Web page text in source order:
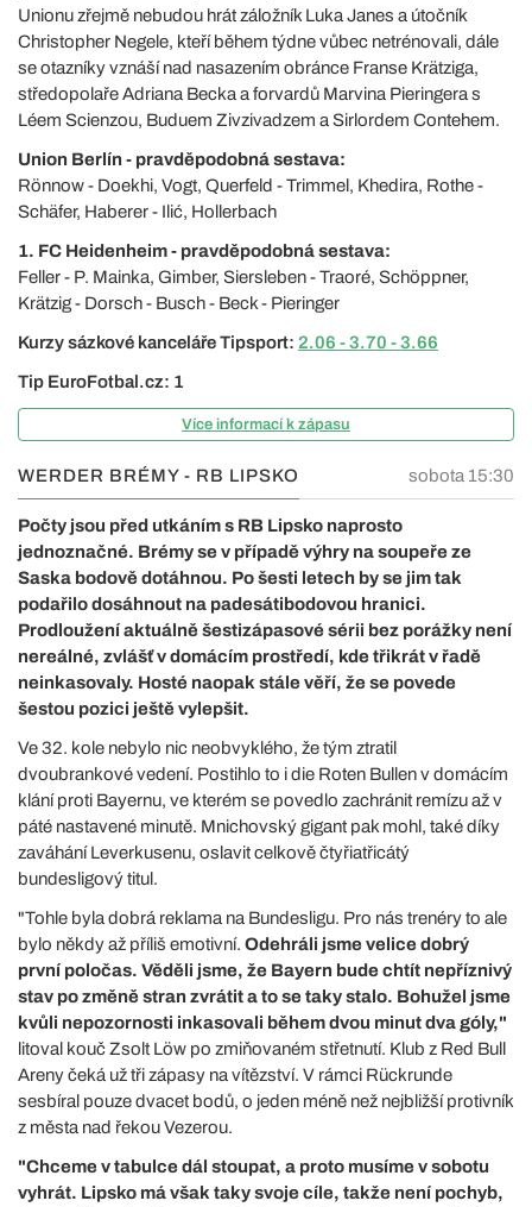
Unionu zřejmě nebudou hrát záložník Luka Janes a útočník
Christopher Negele, kteří během týdne vůbec netrénovali, dále
se otazníky vznáší nad nasazením obránce Franse Krätziga,
středopolaře Adriana Becka a forvardů Marvina Pieringera s
Léem Scienzou, Buduem Zivzivadzem a Sirlordem Contehem.
Union Berlín - pravděpodobná sestava:
Rönnow - Doekhi, Vogt, Querfeld - Trimmel, Khedira, Rothe -
Schäfer, Haberer - Ilić, Hollerbach
1. FC Heidenheim - pravděpodobná sestava:
Feller - P. Mainka, Gimber, Siersleben - Traoré, Schöppner,
Krätzig - Dorsch - Busch - Beck - Pieringer
Kurzy sázkové kanceláře Tipsport: 2.06 - 3.70 - 3.66
Tip EuroFotbal.cz: 1
Více informací k zápasu
WERDER BRÉMY - RB LIPSKO sobota 15:30
Počty jsou před utkáním s RB Lipsko naprosto
jednoznačné. Brémy se v případě výhry na soupeře ze
Saska bodově dotáhnou. Po šesti letech by se jim tak
podařilo dosáhnout na padesátibodovou hranici.
Prodloužení aktuálně šestizápasové sérii bez porážky není
nereálné, zvlášť v domácím prostředí, kde třikrát v řadě
neinkasovaly. Hosté naopak stále věří, že se povede
šestou pozici ještě vylepšit.
Ve 32. kole nebylo nic neobvyklého, že tým ztratil
dvoubrankové vedení. Postihlo to i die Roten Bullen v domácím
klání proti Bayernu, ve kterém se povedlo zachránit remízu až v
páté nastavené minutě. Mnichovský gigant pak mohl, také díky
zaváhání Leverkusenu, oslavit celkově čtyřiatřicátý
bundesligový titul.
"Tohle byla dobrá reklama na Bundesligu. Pro nás trenéry to ale
bylo někdy až příliš emotivní. Odehráli jsme velice dobrý
první poločas. Věděli jsme, že Bayern bude chtít nepříznivý
stav po změně stran zvrátit a to se taky stalo. Bohužel jsme
kvůli nepozornosti inkasovali během dvou minut dva góly,"
litoval kouč Zsolt Löw po zmiňovaném střetnutí. Klub z Red Bull
Areny čeká už tři zápasy na vítězství. V rámci Rückrunde
sesbíral pouze dvacet bodů, o jeden méně než nejbližší protivník
z města nad řekou Vezerou.
"Chceme v tabulce dál stoupat, a proto musíme v sobotu
vyhrát. Lipsko má však taky svoje cíle, takže není pochyb,